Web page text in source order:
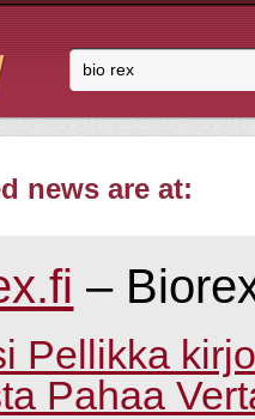
news are at:
–
Pellikka
Pahaa